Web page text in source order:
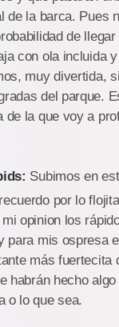
de la barca. Pues
de
con ola incluida
muy divertida,
del parque.
de la que voy a
Subimos en
por lo
opinion los
para mis ospresa
más fuertecita
habrán hecho
o lo que sea.